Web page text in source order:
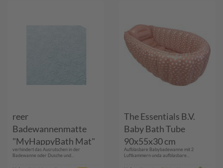
reer
Badewannenmatte
"MyHappyBath Mat"
XL
verhindert das Ausrutschen in der
Badewanne oder Dusche und...
The Essentials B.V.
Baby Bath Tube
90x55x30 cm
Aufblasbare Babybadewanne mit 2
Luftkammern unda aufblasbare...